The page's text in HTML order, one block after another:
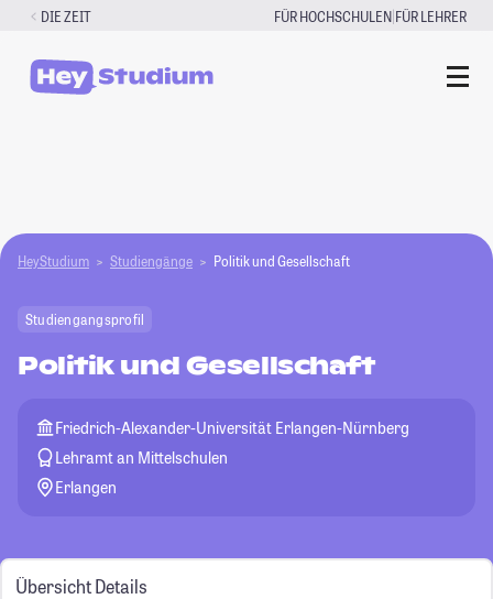
Zum
springen
DIE ZEIT FÜR HOCHSCHULEN|FÜR LEHRER
HeyStudium Studiengänge Politik und Gesellschaft
Studiengangsprofil
Politik und Gesellschaft
Friedrich-Alexander-Universität Erlangen-Nürnberg
Lehramt an Mittelschulen
Erlangen
Übersicht Details